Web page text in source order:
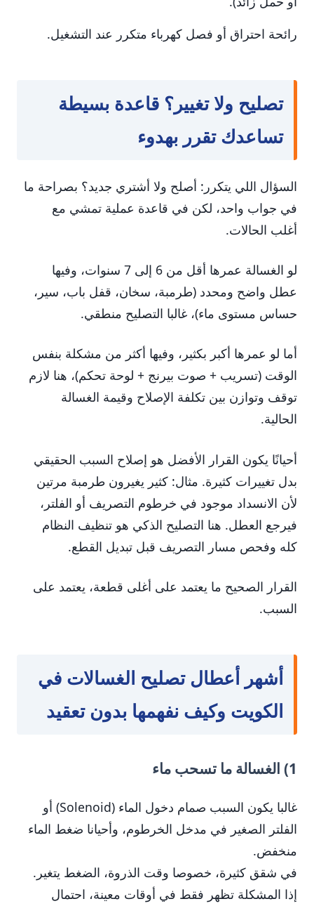
رائحة احتراق أو فصل كهرباء متكرر عند التشغيل.
تصليح ولا تغيير؟ قاعدة بسيطة
تساعدك تقرر بهدوء
السؤال اللي يتكرر: أصلح ولا أشتري جديد؟ بصراحة ما
في جواب واحد، لكن في قاعدة عملية تمشي مع
أغلب الحالات.
لو الغسالة عمرها أقل من 6 إلى 7 سنوات، وفيها
عطل واضح ومحدد (طرمبة، سخان، قفل باب، سير،
حساس مستوى ماء)، غالبا التصليح منطقي.
أما لو عمرها أكبر بكثير، وفيها أكثر من مشكلة بنفس
الوقت (تسريب + صوت بيرنج + لوحة تحكم)، هنا لازم
توقف وتوازن بين تكلفة الإصلاح وقيمة الغسالة
الحالية.
أحيانًا يكون القرار الأفضل هو إصلاح السبب الحقيقي
بدل تغييرات كثيرة. مثال: كثير يغيرون طرمبة مرتين
لأن الانسداد موجود في خرطوم التصريف أو الفلتر،
فيرجع العطل. هنا التصليح الذكي هو تنظيف النظام
كله وفحص مسار التصريف قبل تبديل القطع.
القرار الصحيح ما يعتمد على أغلى قطعة، يعتمد على
السبب.
أشهر أعطال تصليح الغسالات في
الكويت وكيف نفهمها بدون تعقيد
1) الغسالة ما تسحب ماء
غالبا يكون السبب صمام دخول الماء (Solenoid) أو
الفلتر الصغير في مدخل الخرطوم، وأحيانا ضغط الماء
منخفض.
في شقق كثيرة، خصوصا وقت الذروة، الضغط يتغير.
إذا المشكلة تظهر فقط في أوقات معينة، احتمال